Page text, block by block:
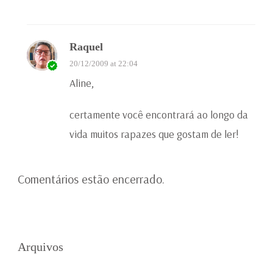
Raquel
20/12/2009 at 22:04
Aline,
certamente você encontrará ao longo da
vida muitos rapazes que gostam de ler!
Comentários estão encerrado.
Arquivos